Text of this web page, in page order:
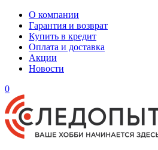
О компании
Гарантия и возврат
Купить в кредит
Оплата и доставка
Акции
Новости
0